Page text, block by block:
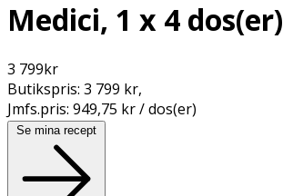
Medici, 1 x 4 dos(er)
3 799kr
Butikspris: 3 799 kr,
Jmfs.pris: 949,75 kr / dos(er)
Se mina recept